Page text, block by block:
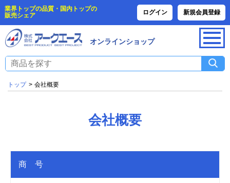
業界トップの品質・国内トップの
販売シェア
ログイン 新規会員登録
オンラインショップ
トップ > 会社概要
会社概要
商 号